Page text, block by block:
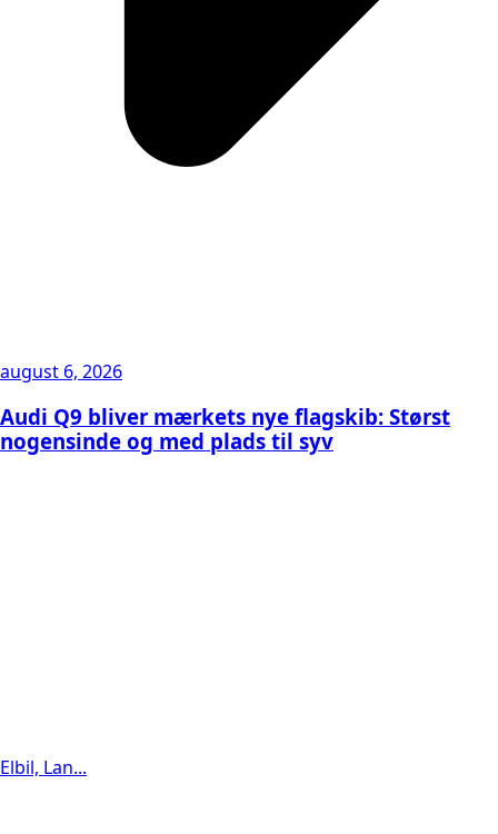
august 6, 2026
Audi Q9 bliver mærkets nye flagskib: Størst
nogensinde og med plads til syv
Elbil, Lan...